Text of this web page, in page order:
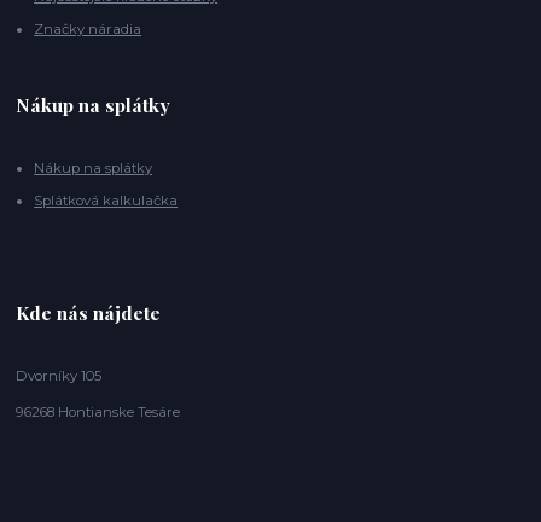
Značky náradia
Nákup na splátky
Nákup na splátky
Splátková kalkulačka
Kde nás nájdete
Dvorníky 105
96268 Hontianske Tesáre